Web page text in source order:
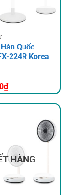
Quốc
224R Korea
₫
HÀNG